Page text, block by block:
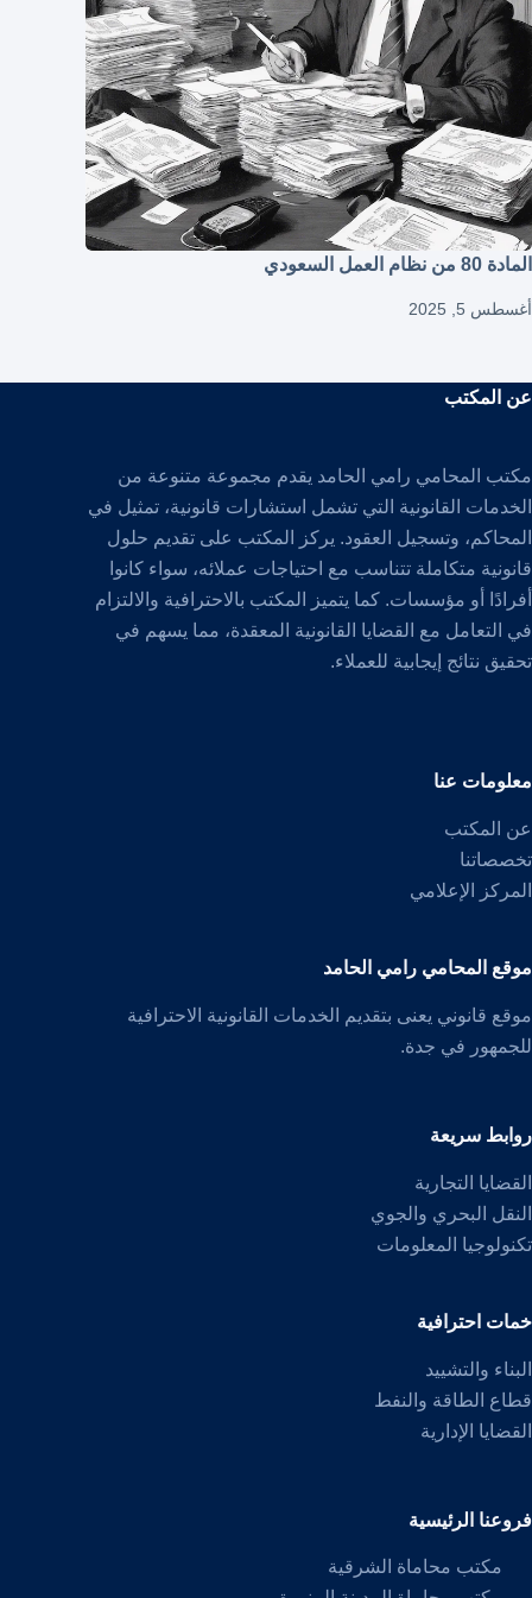
المادة 80 من نظام العمل السعودي
أغسطس 5, 2025
عن المكتب
مكتب المحامي رامي الحامد يقدم مجموعة متنوعة من
الخدمات القانونية التي تشمل استشارات قانونية، تمثيل في
المحاكم، وتسجيل العقود. يركز المكتب على تقديم حلول
قانونية متكاملة تتناسب مع احتياجات عملائه، سواء كانوا
أفرادًا أو مؤسسات. كما يتميز المكتب بالاحترافية والالتزام
في التعامل مع القضايا القانونية المعقدة، مما يسهم في
تحقيق نتائج إيجابية للعملاء.
معلومات عنا
عن المكتب
تخصصاتنا
المركز الإعلامي
موقع المحامي رامي الحامد
موقع قانوني يعنى بتقديم الخدمات القانونية الاحترافية
للجمهور في جدة.
روابط سريعة
القضايا التجارية
النقل البحري والجوي
تكنولوجيا المعلومات
خمات احترافية
البناء والتشييد
قطاع الطاقة والنفط
القضايا الإدارية
فروعنا الرئيسية
مكتب محاماة الشرقية